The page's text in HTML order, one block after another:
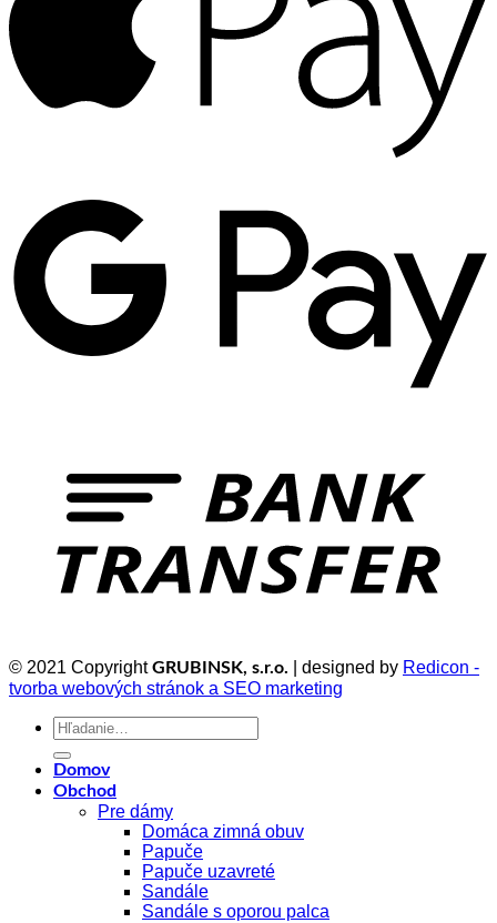
© 2021 CopyrightGRUBINSK, s.r.o. | designed by Redicon -
tvorba webových stránok a SEO marketing
Hľadať:
Domov
Obchod
Pre dámy
Domáca zimná obuv
Papuče
Papuče uzavreté
Sandále
Sandále s oporou palca